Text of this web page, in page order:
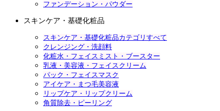
ファンデーション・パウダー
スキンケア・基礎化粧品
スキンケア・基礎化粧品カテゴリすべて
クレンジング・洗顔料
化粧水・フェイスミスト・ブースター
乳液・美容液・フェイスクリーム
パック・フェイスマスク
アイケア・まつ毛美容液
リップケア・リップクリーム
角質除去・ピーリング